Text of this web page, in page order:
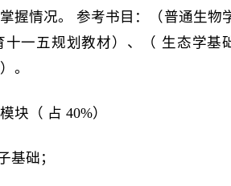
握情况。 参考书目：（普通生物
十一五规划教材）、（ 生态学基
。
块（ 占 40%）
基础；